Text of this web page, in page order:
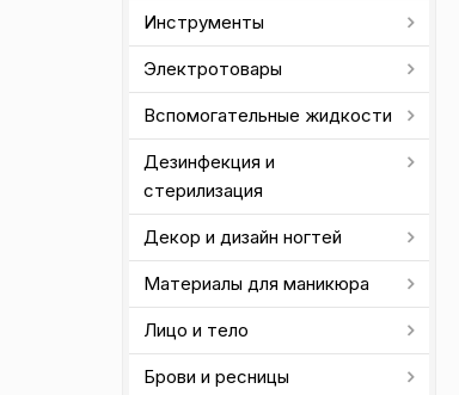
Инструменты
Электротовары
Вспомогательные жидкости
Дезинфекция и
стерилизация
Декор и дизайн ногтей
Материалы для маникюра
Лицо и тело
Брови и ресницы